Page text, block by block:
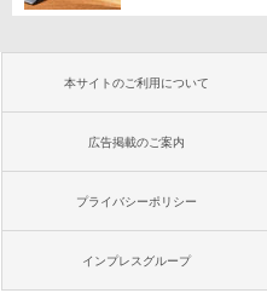
本サイトのご利用について
広告掲載のご案内
プライバシーポリシー
インプレスグループ